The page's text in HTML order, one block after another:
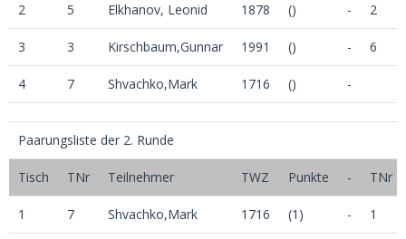
2 5 Elkhanov, Leonid 1878 () - 2
3 3 Kirschbaum,Gunnar 1991 () - 6
4 7 Shvachko,Mark 1716 () -
Paarungsliste der 2. Runde
Tisch TNr Teilnehmer TWZ Punkte - TNr
1 7 Shvachko,Mark 1716 (1) - 1